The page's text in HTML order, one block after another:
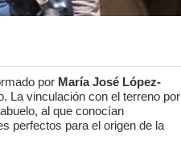
por María José López-
La vinculación con el terreno por
al que conocían
perfectos para el origen de la